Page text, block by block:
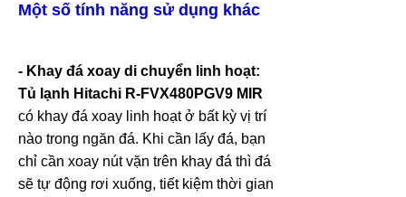
Một số tính năng sử dụng khác
- Khay đá xoay di chuyển linh hoạt:
Tủ lạnh Hitachi R-FVX480PGV9 MIR
có khay đá xoay linh hoạt ở bất kỳ vị trí
nào trong ngăn đá. Khi cần lấy đá, bạn
chỉ cần xoay nút vặn trên khay đá thì đá
sẽ tự động rơi xuống, tiết kiệm thời gian